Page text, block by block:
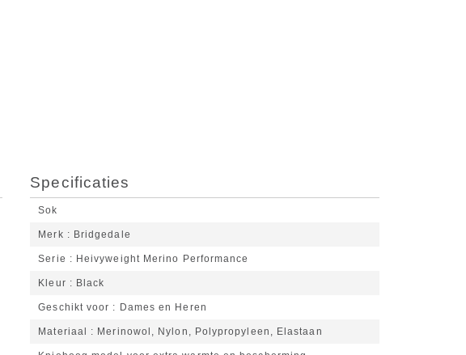
Specificaties
Sok
Merk Bridgedale
Serie Heivyweight Merino Performance
Kleur Black
Geschikt voor Dames en Heren
Materiaal Merinowol, Nylon, Polypropyleen, Elastaan